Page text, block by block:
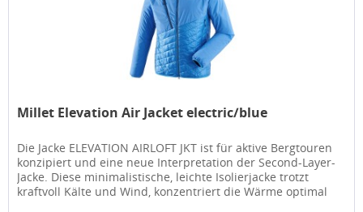
Millet Elevation Air Jacket electric/blue
Die Jacke ELEVATION AIRLOFT JKT ist für aktive Bergtouren
konzipiert und eine neue Interpretation der Second-Layer-
Jacke. Diese minimalistische, leichte Isolierjacke trotzt
kraftvoll Kälte und Wind, konzentriert die Wärme optimal